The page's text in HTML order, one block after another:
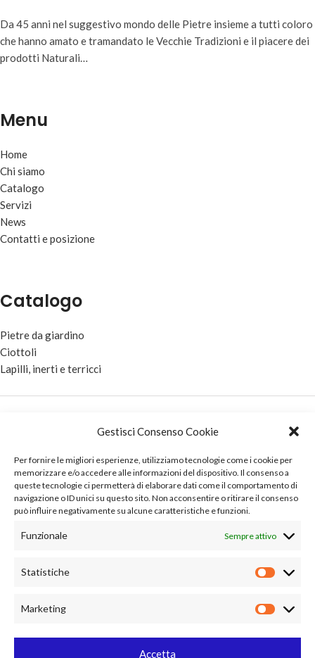
Gestisci Consenso Cookie
Per fornire le migliori esperienze, utilizziamo tecnologie come i cookie per
memorizzare e/o accedere alle informazioni del dispositivo. Il consenso a
queste tecnologie ci permetterà di elaborare dati come il comportamento di
navigazione o ID unici su questo sito. Non acconsentire o ritirare il consenso
può influire negativamente su alcune caratteristiche e funzioni.
Funzionale Sempre attivo
Statistiche
Marketing
Accetta
Da 45 anni nel suggestivo mondo delle Pietre insieme a tutti coloro
che hanno amato e tramandato le Vecchie Tradizioni e il piacere dei
prodotti Naturali…
Menu
Home
Chi siamo
Catalogo
Servizi
News
Contatti e posizione
Catalogo
Pietre da giardino
Ciottoli
Lapilli, inerti e terricci
Contatti e posizione
info@maisanopietre.com